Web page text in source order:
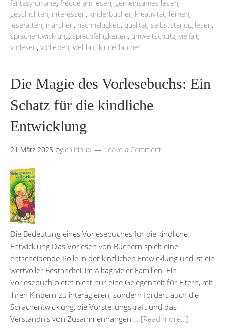
fantasyromane, freude am lesen, gemeinsames lesen,
geschichten, interessen, kinderbücher, kreativität, lernen,
leseratten, märchen, nachhaltigkeit, qualität, selbstständig lesen,
sprachentwicklung, sprachfähigkeiten, umweltschutz, vielfalt,
vorlesen, vorlieben, weltbild kinderbücher
Die Magie des Vorlesebuchs: Ein
Schatz für die kindliche
Entwicklung
21 März 2025 by childhub Leave a Comment
Die Bedeutung eines Vorlesebuches für die kindliche
Entwicklung Das Vorlesen von Büchern spielt eine
entscheidende Rolle in der kindlichen Entwicklung und ist ein
wertvoller Bestandteil im Alltag vieler Familien. Ein
Vorlesebuch bietet nicht nur eine Gelegenheit für Eltern, mit
ihren Kindern zu interagieren, sondern fördert auch die
Sprachentwicklung, die Vorstellungskraft und das
Verständnis von Zusammenhängen … [Read more…]